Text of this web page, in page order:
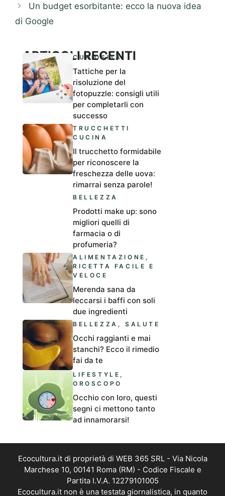
Un budget esorbitante: ecco la nuova idea
di Google
ARTICOLI RECENTI
CURIOSITÀ
Tattiche per la
risoluzione del
fotopuzzle: consigli utili
per completarli con
successo
TRUCCHETTI
CUCINA
Il trucchetto formidabile
per riconoscere la
freschezza delle uova:
rimarrai senza parole!
BELLEZZA
Prodotti make up: sono
migliori quelli di
farmacia o di
profumeria?
ALIMENTAZIONE ,
RICETTA FACILE E
VELOCE
Merenda sana da
leccarsi i baffi con soli
due ingredienti
BELLEZZA ,SALUTE
Occhi raggianti e mai
stanchi? Ecco il rimedio
fai da te
LIFESTYLE ,
OROSCOPO
Occhio con loro, questi
segni ci mettono tanto
ad innamorarsi!
Ecocultura.it di proprietà di WEB 365 SRL - Via Nicola
Marchese 10, 00141 Roma (RM) - Codice Fiscale e
Partita I.V.A. 12279101005
Ecocultura.it non è una testata giornalistica, in quanto